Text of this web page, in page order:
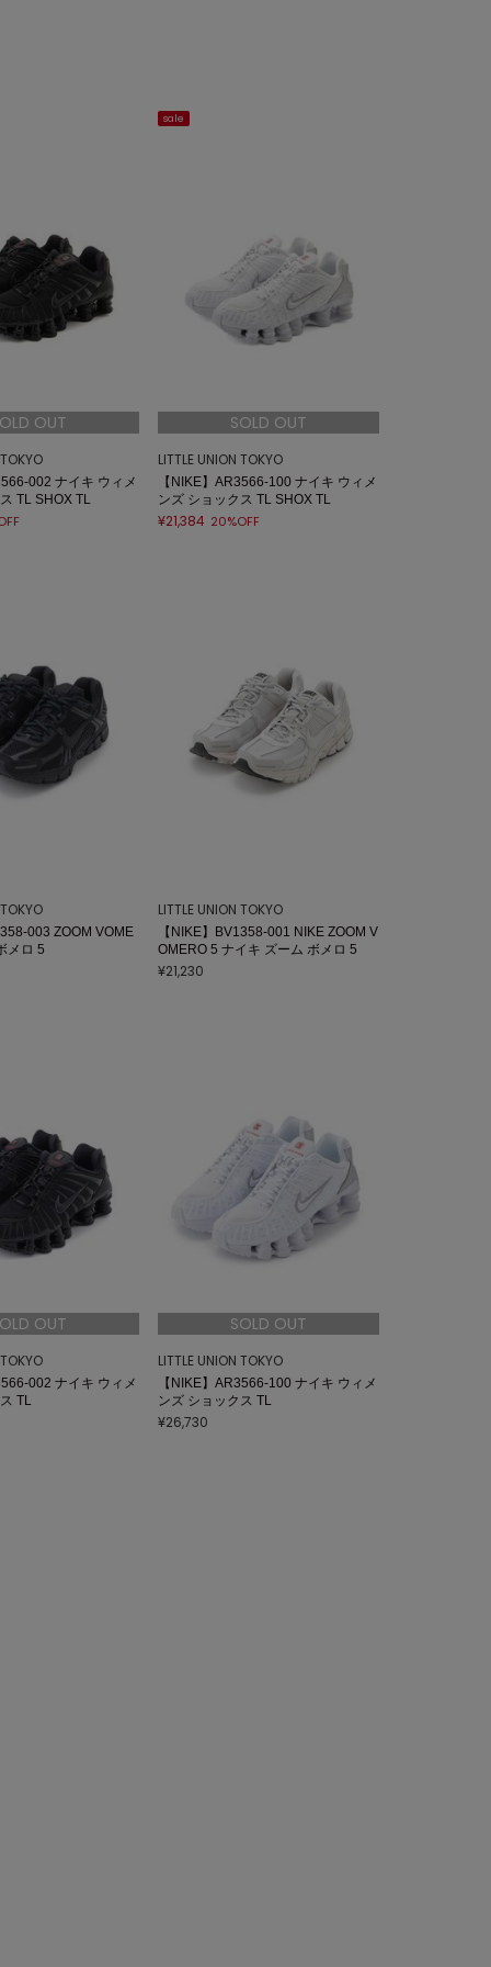
OUT
002 ナイキ ウィメ
TL SHOX TL
sale
SOLD OUT
LITTLE UNION TOKYO
【NIKE】AR3566-100 ナイキ ウィメ
ンズ ショックス TL SHOX TL
¥21,384 20%OFF
003 ZOOM VOME
メロ 5
LITTLE UNION TOKYO
【NIKE】BV1358-001 NIKE ZOOM V
OMERO 5 ナイキ ズーム ボメロ 5
¥21,230
OUT
002 ナイキ ウィメ
TL
SOLD OUT
LITTLE UNION TOKYO
【NIKE】AR3566-100 ナイキ ウィメ
ンズ ショックス TL
¥26,730